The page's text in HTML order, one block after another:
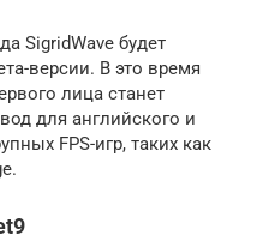
SigridWave будет
версии. В это время
лица станет
для английского и
FPS-игр, таких как